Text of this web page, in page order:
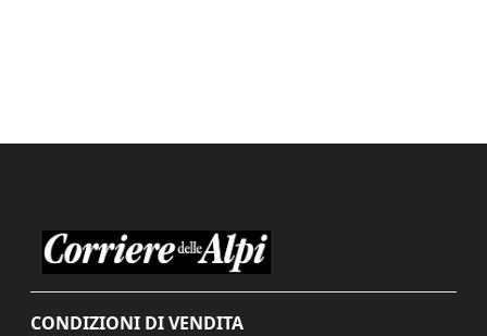
CONDIZIONI DI VENDITA